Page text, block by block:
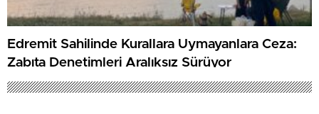
Edremit Sahilinde Kurallara Uymayanlara Ceza:
Zabıta Denetimleri Aralıksız Sürüyor